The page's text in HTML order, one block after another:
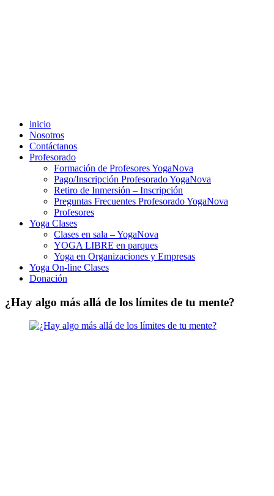
inicio
Nosotros
Contáctanos
Profesorado
Formación de Profesores YogaNova
Pago/Inscripción Profesorado YogaNova
Retiro de Inmersión – Inscripción
Preguntas Frecuentes Profesorado YogaNova
Profesores
Yoga Clases
Clases en sala – YogaNova
YOGA LIBRE en parques
Yoga en Organizaciones y Empresas
Yoga On-line Clases
Donación
¿Hay algo más allá de los límites de tu mente?